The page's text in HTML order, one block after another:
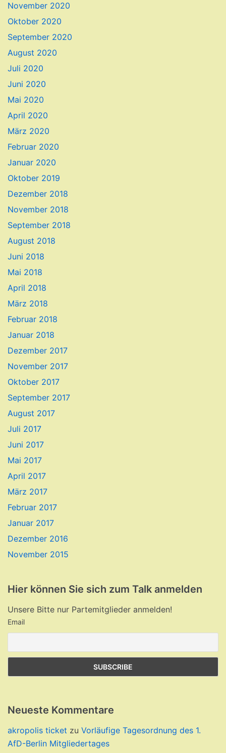
November 2020
Oktober 2020
September 2020
August 2020
Juli 2020
Juni 2020
Mai 2020
April 2020
März 2020
Februar 2020
Januar 2020
Oktober 2019
Dezember 2018
November 2018
September 2018
August 2018
Juni 2018
Mai 2018
April 2018
März 2018
Februar 2018
Januar 2018
Dezember 2017
November 2017
Oktober 2017
September 2017
August 2017
Juli 2017
Juni 2017
Mai 2017
April 2017
März 2017
Februar 2017
Januar 2017
Dezember 2016
November 2015
Hier können Sie sich zum Talk anmelden
Unsere Bitte nur Partemitglieder anmelden!
Email
Neueste Kommentare
akropolis ticket zu Vorläufige Tagesordnung des 1.
AfD-Berlin Mitgliedertages